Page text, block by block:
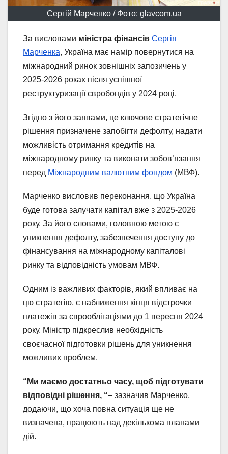
Сергій Марченко / Фото: glavcom.ua
За висловами міністра фінансів Сергія
Марченка, Україна має намір повернутися на
міжнародний ринок зовнішніх запозичень у
2025-2026 роках після успішної
реструктуризації євробондів у 2024 році.
Згідно з його заявами, це ключове стратегічне
рішення призначене запобігти дефолту, надати
можливість отримання кредитів на
міжнародному ринку та виконати зобов’язання
перед Міжнародним валютним фондом (МВФ).
Марченко висловив переконання, що Україна
буде готова залучати капітал вже з 2025-2026
року. За його словами, головною метою є
уникнення дефолту, забезпечення доступу до
фінансування на міжнародному капіталові
ринку та відповідність умовам МВФ.
Одним із важливих факторів, який впливає на
цю стратегію, є наближення кінця відстрочки
платежів за єврооблігаціями до 1 вересня 2024
року. Міністр підкреслив необхідність
своєчасної підготовки рішень для уникнення
можливих проблем.
“Ми маємо достатньо часу, щоб підготувати
відповідні рішення, “– зазначив Марченко,
додаючи, що хоча повна ситуація ще не
визначена, працюють над декількома планами
дій.